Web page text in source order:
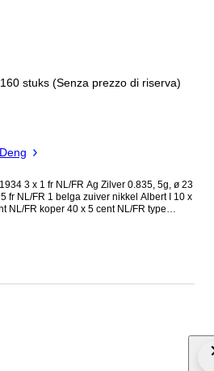
Belgio. Alberto I. Lot van 160 stuks (Senza prezzo di riserva)
FR Ag Zilver 0.835, 5g, ø 23
koper 40 x 5 cent NL/FR type
of Bpost